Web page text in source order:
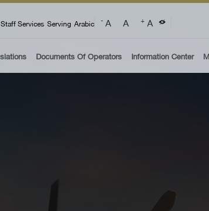
Staff Services Serving Arabic -A A + A
Documents Of Operators Information Center